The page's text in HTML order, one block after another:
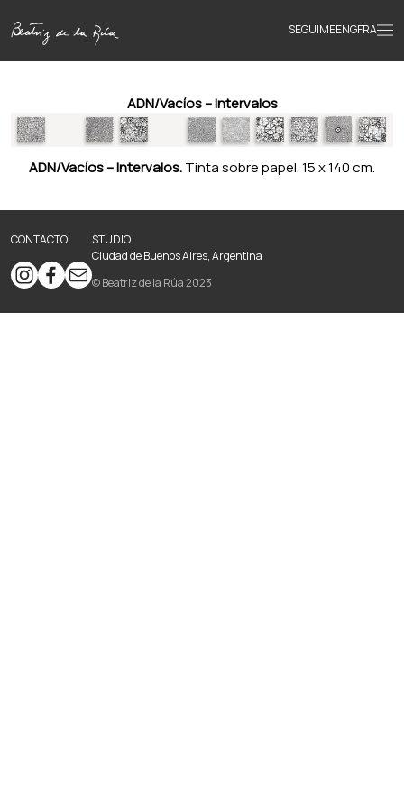
SEGUIMEENGFRA
Inicio
Obras
Textos
Biografía
ADN/Vacíos – Intervalos
ADN/Vacíos – Intervalos.Tinta sobre papel. 15 x 140 cm.
CONTACTO
STUDIO
Ciudad de Buenos Aires, Argentina
© Beatriz de la Rúa 2023